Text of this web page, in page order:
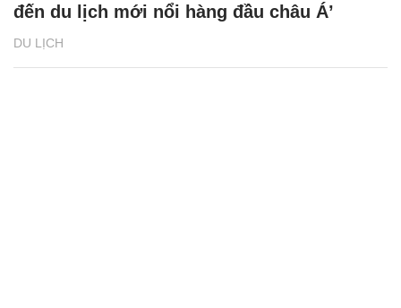
DU LỊCH
đến du lịch mới nổi hàng đầu châu Á’